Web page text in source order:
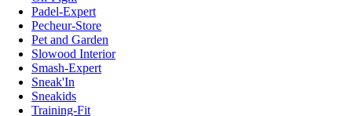
Padel-Expert
Pecheur-Store
Pet and Garden
Slowood Interior
Smash-Expert
Sneak'In
Sneakids
Training-Fit